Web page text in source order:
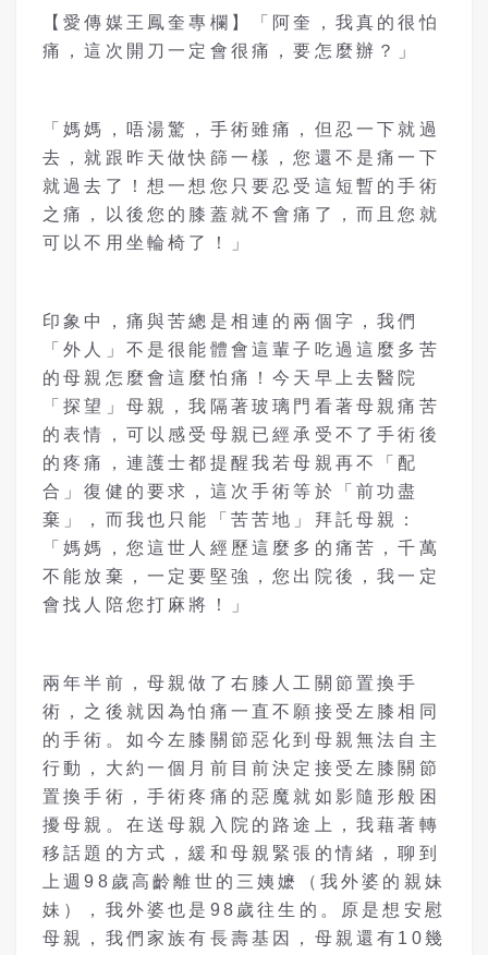
【愛傳媒王鳳奎專欄】「阿奎，我真的很怕
痛，這次開刀一定會很痛，要怎麼辦？」
「媽媽，唔湯驚，手術雖痛，但忍一下就過
去，就跟昨天做快篩一樣，您還不是痛一下
就過去了！想一想您只要忍受這短暫的手術
之痛，以後您的膝蓋就不會痛了，而且您就
可以不用坐輪椅了！」
印象中，痛與苦總是相連的兩個字，我們
「外人」不是很能體會這輩子吃過這麼多苦
的母親怎麼會這麼怕痛！今天早上去醫院
「探望」母親，我隔著玻璃門看著母親痛苦
的表情，可以感受母親已經承受不了手術後
的疼痛，連護士都提醒我若母親再不「配
合」復健的要求，這次手術等於「前功盡
棄」，而我也只能「苦苦地」拜託母親：
「媽媽，您這世人經歷這麼多的痛苦，千萬
不能放棄，一定要堅強，您出院後，我一定
會找人陪您打麻將！」
兩年半前，母親做了右膝人工關節置換手
術，之後就因為怕痛一直不願接受左膝相同
的手術。如今左膝關節惡化到母親無法自主
行動，大約一個月前目前決定接受左膝關節
置換手術，手術疼痛的惡魔就如影隨形般困
擾母親。在送母親入院的路途上，我藉著轉
移話題的方式，緩和母親緊張的情緒，聊到
上週98歲高齡離世的三姨嬷（我外婆的親妹
妹），我外婆也是98歲往生的。原是想安慰
母親，我們家族有長壽基因，母親還有10幾